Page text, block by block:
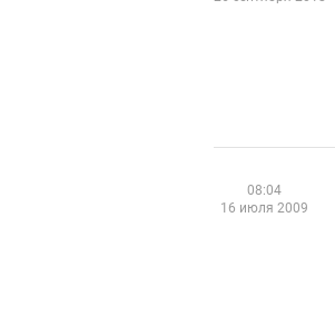
08:04
16 июля 2009